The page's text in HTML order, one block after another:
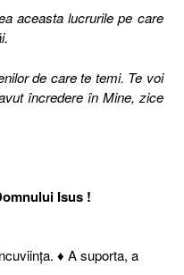
aceasta lucrurile pe care
de care te temi. Te voi
încredere în Mine, zice
Isus !
♦ A suporta, a